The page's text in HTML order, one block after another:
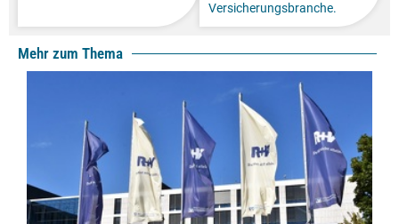
Versicherungsbranche.
Mehr zum Thema